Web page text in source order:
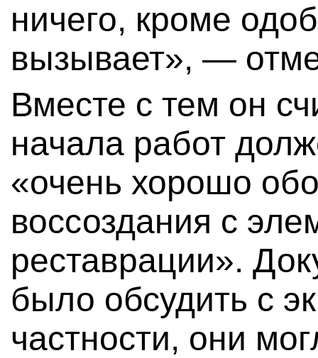
ничего, кроме
вызывает», —
Вместе с тем он
начала работ
«очень хорошо
воссоздания с
реставрации».
было обсудить с
частности, они